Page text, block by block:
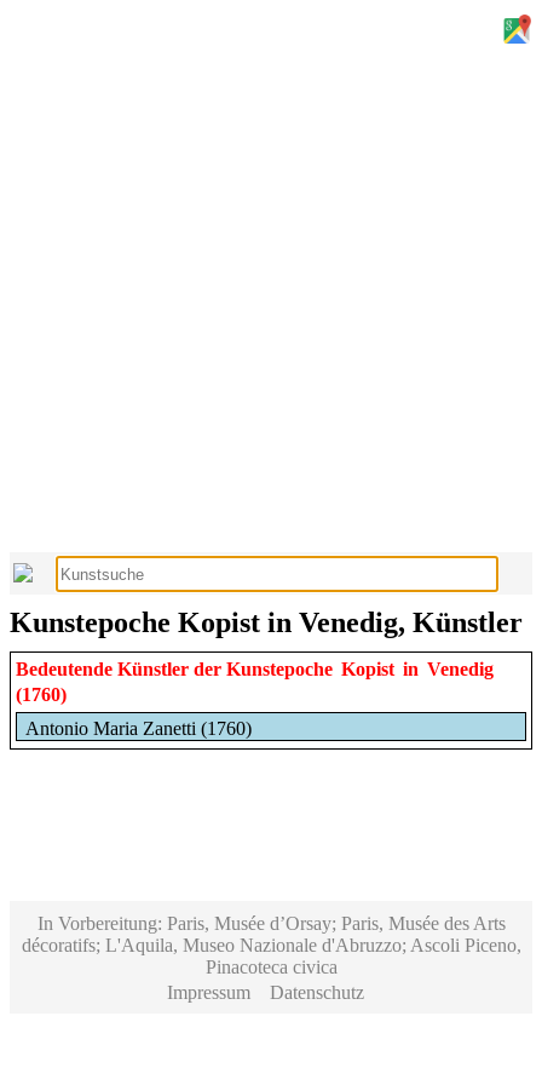
Kunstepoche Kopist in Venedig, Künstler
Bedeutende Künstler der Kunstepoche Kopist in Venedig
(1760)
Antonio Maria Zanetti (1760)
In Vorbereitung: Paris, Musée d’Orsay; Paris, Musée des Arts
décoratifs; L'Aquila, Museo Nazionale d'Abruzzo; Ascoli Piceno,
Pinacoteca civica
Impressum
Datenschutz